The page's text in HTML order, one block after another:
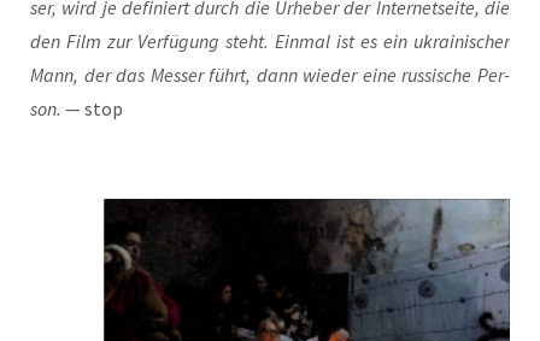
ser, wird je defi­niert durch die Urhe­ber der Inter­net­sei­te, die
den Film zur Ver­fü­gung steht. Ein­mal ist es ein ukrai­ni­scher
Mann, der das Mes­ser führt, dann wie­der eine rus­si­sche Per­
son. — stop